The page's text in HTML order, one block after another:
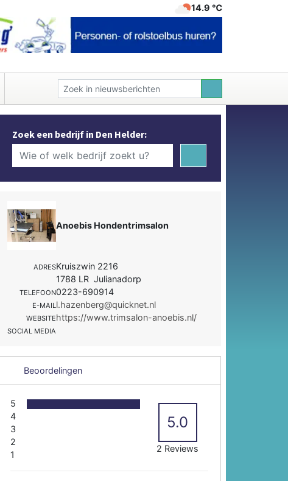
14.9 ℃
Zoek een bedrijf in Den Helder:
Anoebis Hondentrimsalon
ADRESKruiszwin 2216
1788 LR Julianadorp
TELEFOON0223-690914
E-MAILl.hazenberg@quicknet.nl
WEBSITEhttps://www.trimsalon-anoebis.nl/
SOCIAL MEDIA
Beoordelingen
5
4
3
2
1
5.0
2 Reviews